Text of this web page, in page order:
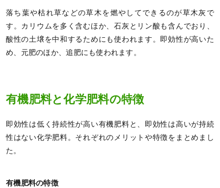
落ち葉や枯れ草などの草木を燃やしてできるのが草木灰で
す。カリウムを多く含むほか、石灰とリン酸も含んでおり、
酸性の土壌を中和するためにも使われます。即効性が高いた
め、元肥のほか、追肥にも使われます。
有機肥料と化学肥料の特徴
即効性は低く持続性が高い有機肥料と、即効性は高いが持続
性はない化学肥料。それぞれのメリットや特徴をまとめまし
た。
有機肥料の特徴